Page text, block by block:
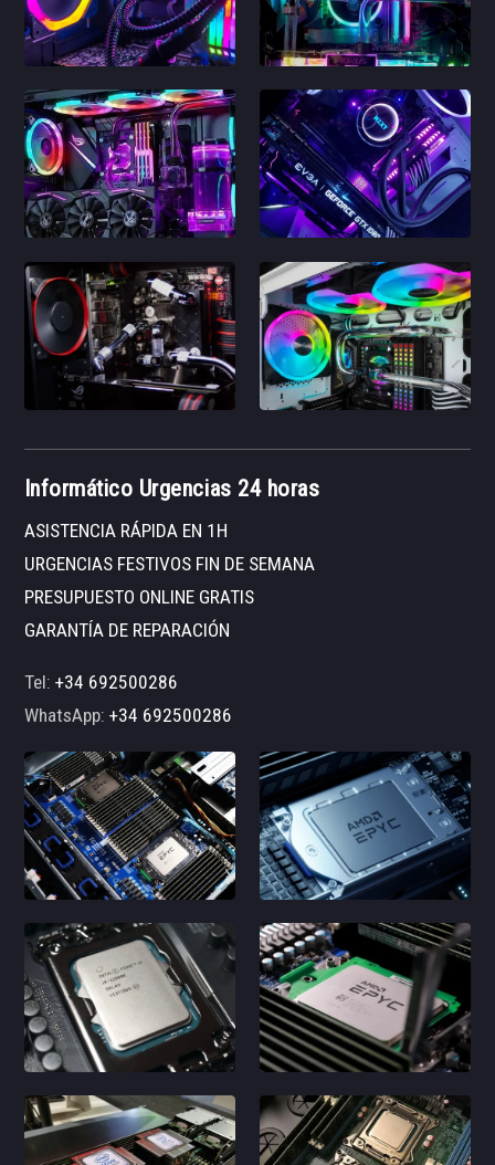
Informático Urgencias 24 horas
ASISTENCIA RÁPIDA EN 1H
URGENCIAS FESTIVOS FIN DE SEMANA
PRESUPUESTO ONLINE GRATIS
GARANTÍA DE REPARACIÓN
Tel:+34 692500286
WhatsApp:+34 692500286